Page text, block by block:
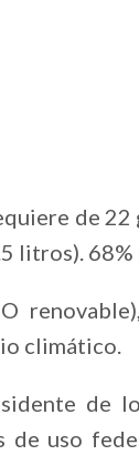
de
litros).
climático.
de
uso